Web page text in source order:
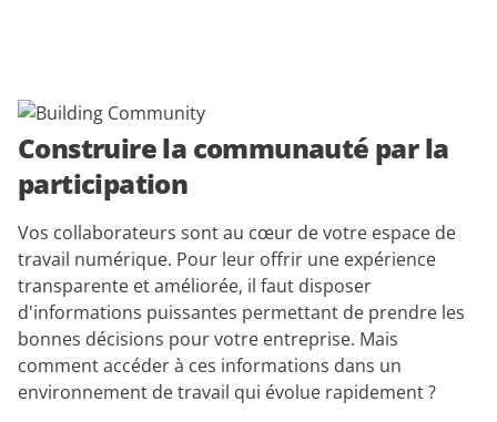
Construire la communauté par la
participation
Vos collaborateurs sont au cœur de votre espace de
travail numérique. Pour leur offrir une expérience
transparente et améliorée, il faut disposer
d'informations puissantes permettant de prendre les
bonnes décisions pour votre entreprise. Mais
comment accéder à ces informations dans un
environnement de travail qui évolue rapidement ?